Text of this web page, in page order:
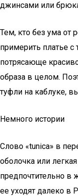
джинсами или
Тем, кто без ума от
примерить платье с
потрясающе
образа в целом.
туфли на каблуке,
Немного истории
Слово «tunica» в
оболочка или
предпочтительно в
ее уходят далеко